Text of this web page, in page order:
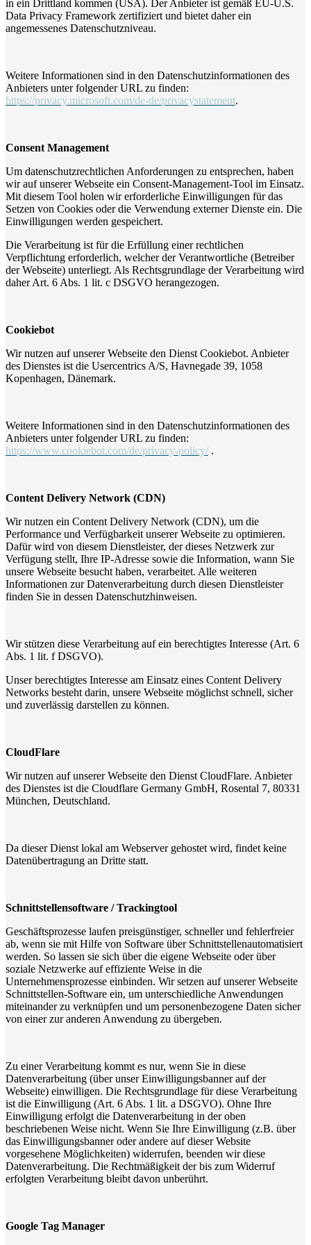
in ein Drittland kommen (USA). Der Anbieter ist gemäß EU-U.S.
Data Privacy Framework zertifiziert und bietet daher ein
angemessenes Datenschutzniveau.
Weitere Informationen sind in den Datenschutzinformationen des
Anbieters unter folgender URL zu finden:
https://privacy.microsoft.com/de-de/privacystatement.
Consent Management
Um datenschutzrechtlichen Anforderungen zu entsprechen, haben
wir auf unserer Webseite ein Consent-Management-Tool im Einsatz.
Mit diesem Tool holen wir erforderliche Einwilligungen für das
Setzen von Cookies oder die Verwendung externer Dienste ein. Die
Einwilligungen werden gespeichert.
Die Verarbeitung ist für die Erfüllung einer rechtlichen
Verpflichtung erforderlich, welcher der Verantwortliche (Betreiber
der Webseite) unterliegt. Als Rechtsgrundlage der Verarbeitung wird
daher Art. 6 Abs. 1 lit. c DSGVO herangezogen.
Cookiebot
Wir nutzen auf unserer Webseite den Dienst Cookiebot. Anbieter
des Dienstes ist die Usercentrics A/S, Havnegade 39, 1058
Kopenhagen, Dänemark.
Weitere Informationen sind in den Datenschutzinformationen des
Anbieters unter folgender URL zu finden:
https://www.cookiebot.com/de/privacy-policy/ .
Content Delivery Network (CDN)
Wir nutzen ein Content Delivery Network (CDN), um die
Performance und Verfügbarkeit unserer Webseite zu optimieren.
Dafür wird von diesem Dienstleister, der dieses Netzwerk zur
Verfügung stellt, Ihre IP-Adresse sowie die Information, wann Sie
unsere Webseite besucht haben, verarbeitet. Alle weiteren
Informationen zur Datenverarbeitung durch diesen Dienstleister
finden Sie in dessen Datenschutzhinweisen.
Wir stützen diese Verarbeitung auf ein berechtigtes Interesse (Art. 6
Abs. 1 lit. f DSGVO).
Unser berechtigtes Interesse am Einsatz eines Content Delivery
Networks besteht darin, unsere Webseite möglichst schnell, sicher
und zuverlässig darstellen zu können.
CloudFlare
Wir nutzen auf unserer Webseite den Dienst CloudFlare. Anbieter
des Dienstes ist die Cloudflare Germany GmbH, Rosental 7, 80331
München, Deutschland.
Da dieser Dienst lokal am Webserver gehostet wird, findet keine
Datenübertragung an Dritte statt.
Schnittstellensoftware / Trackingtool
Geschäftsprozesse laufen preisgünstiger, schneller und fehlerfreier
ab, wenn sie mit Hilfe von Software über Schnittstellenautomatisiert
werden. So lassen sie sich über die eigene Webseite oder über
soziale Netzwerke auf effiziente Weise in die
Unternehmensprozesse einbinden. Wir setzen auf unserer Webseite
Schnittstellen-Software ein, um unterschiedliche Anwendungen
miteinander zu verknüpfen und um personenbezogene Daten sicher
von einer zur anderen Anwendung zu übergeben.
Zu einer Verarbeitung kommt es nur, wenn Sie in diese
Datenverarbeitung (über unser Einwilligungsbanner auf der
Webseite) einwilligen. Die Rechtsgrundlage für diese Verarbeitung
ist die Einwilligung (Art. 6 Abs. 1 lit. a DSGVO). Ohne Ihre
Einwilligung erfolgt die Datenverarbeitung in der oben
beschriebenen Weise nicht. Wenn Sie Ihre Einwilligung (z.B. über
das Einwilligungsbanner oder andere auf dieser Website
vorgesehene Möglichkeiten) widerrufen, beenden wir diese
Datenverarbeitung. Die Rechtmäßigkeit der bis zum Widerruf
erfolgten Verarbeitung bleibt davon unberührt.
Google Tag Manager